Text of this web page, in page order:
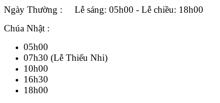
Ngày Thường : Lễ sáng: 05h00 - Lễ chiều: 18h00
Chúa Nhật :
05h00
07h30 (Lễ Thiếu Nhi)
10h00
16h30
18h00